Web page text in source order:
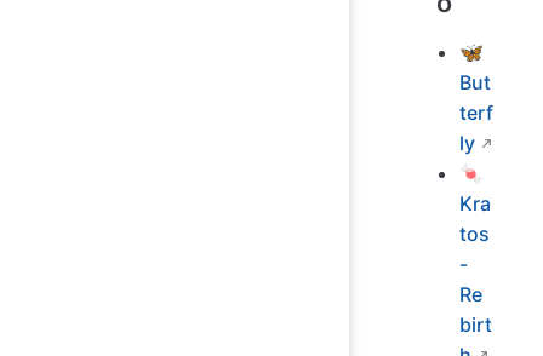
🦋
But
terf
ly
🍬
Kra
tos
-
Re
birt